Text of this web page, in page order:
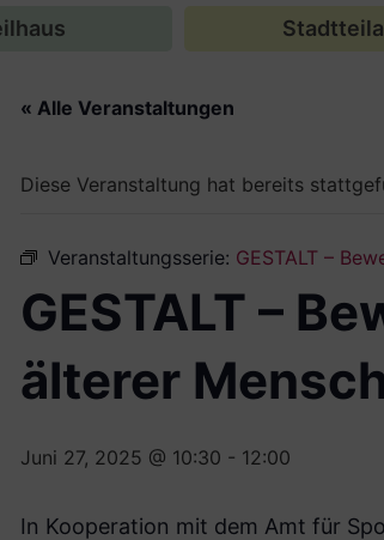
« Alle Veranstaltungen
Diese Veranstaltung hat bereits
Veranstaltungsserie: GESTALT –
GESTALT –
älterer
Juni 27, 2025 @ 10:30 - 12:00
In Kooperation mit dem Amt für